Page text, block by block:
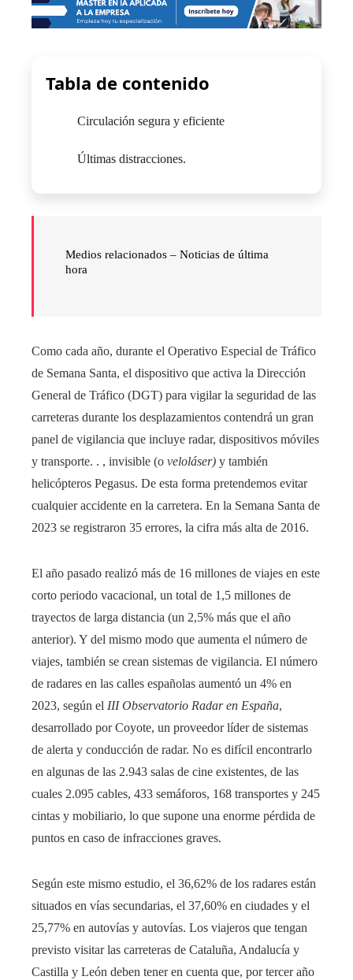
Tabla de contenido
Circulación segura y eficiente
Últimas distracciones.
Medios relacionados – Noticias de última
hora
Como cada año, durante el Operativo Especial de Tráfico
de Semana Santa, el dispositivo que activa la Dirección
General de Tráfico (DGT) para vigilar la seguridad de las
carreteras durante los desplazamientos contendrá un gran
panel de vigilancia que incluye radar, dispositivos móviles
y transporte. . , invisible (o veloláser) y también
helicópteros Pegasus. De esta forma pretendemos evitar
cualquier accidente en la carretera. En la Semana Santa de
2023 se registraron 35 errores, la cifra más alta de 2016.
El año pasado realizó más de 16 millones de viajes en este
corto periodo vacacional, un total de 1,5 millones de
trayectos de larga distancia (un 2,5% más que el año
anterior). Y del mismo modo que aumenta el número de
viajes, también se crean sistemas de vigilancia. El número
de radares en las calles españolas aumentó un 4% en
2023, según el III Observatorio Radar en España,
desarrollado por Coyote, un proveedor líder de sistemas
de alerta y conducción de radar. No es difícil encontrarlo
en algunas de las 2.943 salas de cine existentes, de las
cuales 2.095 cables, 433 semáforos, 168 transportes y 245
cintas y mobiliario, lo que supone una enorme pérdida de
puntos en caso de infracciones graves.
Según este mismo estudio, el 36,62% de los radares están
situados en vías secundarias, el 37,60% en ciudades y el
25,77% en autovías y autovías. Los viajeros que tengan
previsto visitar las carreteras de Cataluña, Andalucía y
Castilla y León deben tener en cuenta que, por tercer año